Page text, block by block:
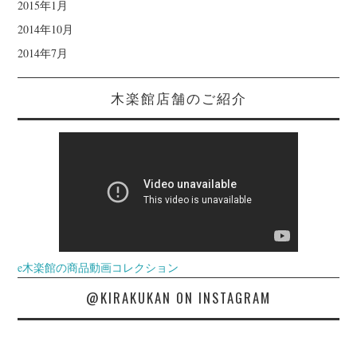
2015年1月
2014年10月
2014年7月
木楽館店舗のご紹介
e木楽館の商品動画コレクション
@KIRAKUKAN ON INSTAGRAM